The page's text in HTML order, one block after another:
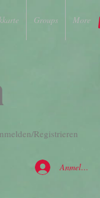
Groups More
Registrieren
Anmelden